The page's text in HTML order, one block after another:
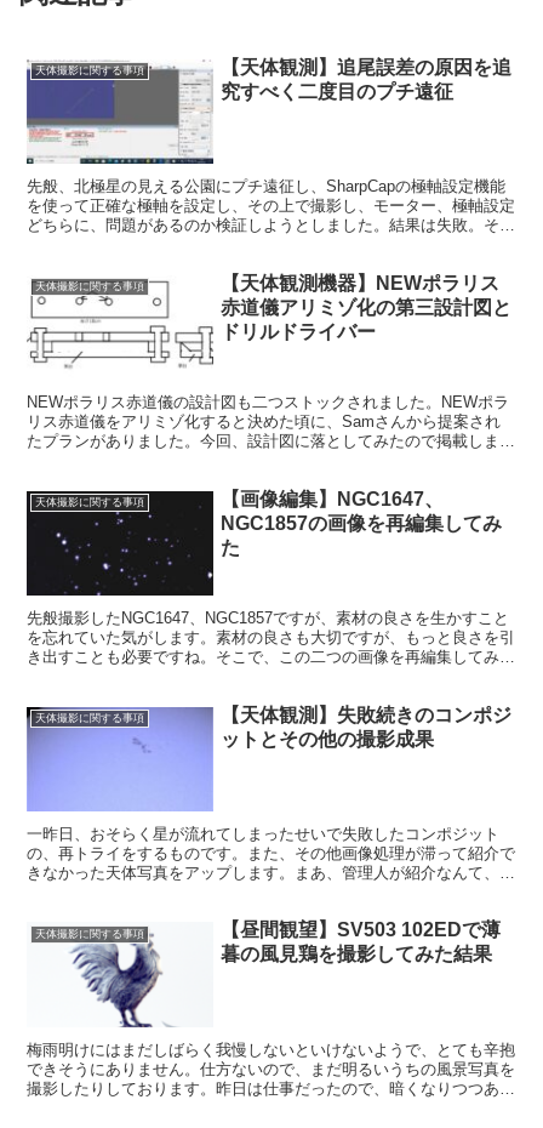
天体撮影に関する事項
【天体観測】追尾誤差の原因を追
究すべく二度目のプチ遠征
先般、北極星の見える公園にプチ遠征し、SharpCapの極軸設定機能
を使って正確な極軸を設定し、その上で撮影し、モーター、極軸設定
どちらに、問題があるのか検証しようとしました。結果は失敗。そし
天体撮影に関する事項
【天体観測機器】NEWポラリス
赤道儀アリミゾ化の第三設計図と
ドリルドライバー
NEWポラリス赤道儀の設計図も二つストックされました。NEWポラ
リス赤道儀をアリミゾ化すると決めた頃に、Samさんから提案され
たプランがありました。今回、設計図に落としてみたので掲載しま
天体撮影に関する事項
【画像編集】NGC1647、
NGC1857の画像を再編集してみ
た
先般撮影したNGC1647、NGC1857ですが、素材の良さを生かすこと
を忘れていた気がします。素材の良さも大切ですが、もっと良さを引
き出すことも必要ですね。そこで、この二つの画像を再編集してみま
天体撮影に関する事項
【天体観測】失敗続きのコンポジ
ットとその他の撮影成果
一昨日、おそらく星が流れてしまったせいで失敗したコンポジット
の、再トライをするものです。また、その他画像処理が滞って紹介で
きなかった天体写真をアップします。まあ、管理人が紹介なんて、お
天体撮影に関する事項
【昼間観望】SV503 102EDで薄
暮の風見鶏を撮影してみた結果
梅雨明けにはまだしばらく我慢しないといけないようで、とても辛抱
できそうにありません。仕方ないので、まだ明るいうちの風景写真を
撮影したりしております。昨日は仕事だったので、暗くなりつつある